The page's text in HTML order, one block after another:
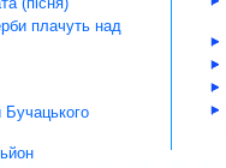
плачуть над